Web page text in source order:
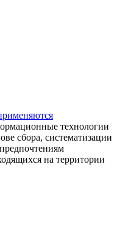
технологии
сбора, систематизации
на территории